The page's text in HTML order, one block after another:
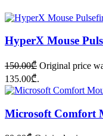
150.00₾ Original price
135.00₾.